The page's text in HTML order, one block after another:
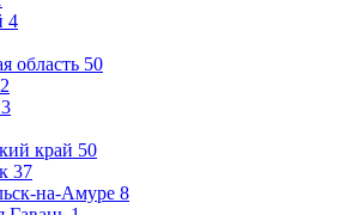
4
область 50
3
край 50
37
на-Амуре 8